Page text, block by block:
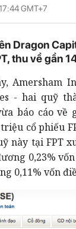
GMT+7
Dragon
thu về gần
Amersham
- hai quỹ
báo cáo về
cổ phiếu
này tại FPT
0,23%
0,11% vốn